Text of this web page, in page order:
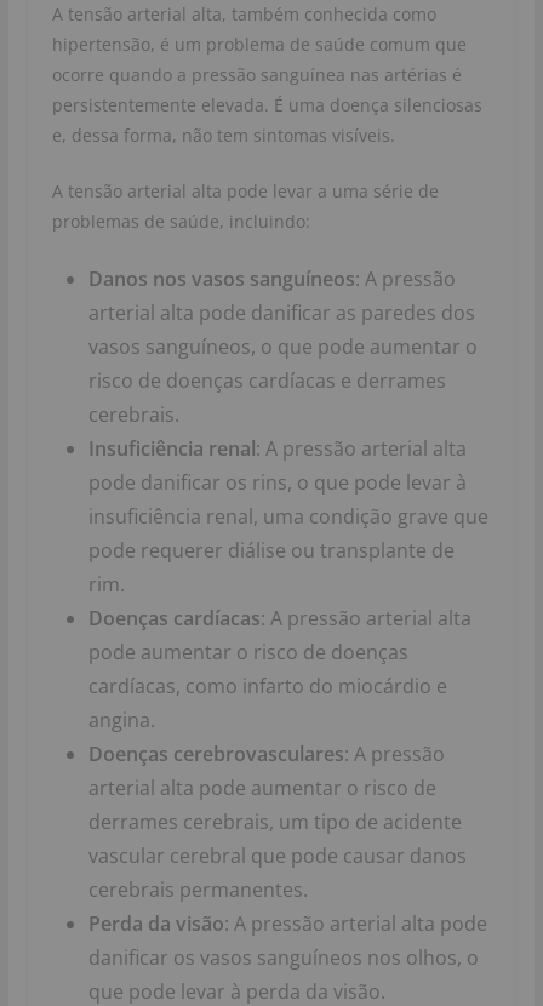
A tensão arterial alta, também conhecida como
hipertensão, é um problema de saúde comum que
ocorre quando a pressão sanguínea nas artérias é
persistentemente elevada. É uma doença silenciosas
e, dessa forma, não tem sintomas visíveis.
A tensão arterial alta pode levar a uma série de
problemas de saúde, incluindo:
Danos nos vasos sanguíneos: A pressão
arterial alta pode danificar as paredes dos
vasos sanguíneos, o que pode aumentar o
risco de doenças cardíacas e derrames
cerebrais.
Insuficiência renal: A pressão arterial alta
pode danificar os rins, o que pode levar à
insuficiência renal, uma condição grave que
pode requerer diálise ou transplante de
rim.
Doenças cardíacas: A pressão arterial alta
pode aumentar o risco de doenças
cardíacas, como infarto do miocárdio e
angina.
Doenças cerebrovasculares: A pressão
arterial alta pode aumentar o risco de
derrames cerebrais, um tipo de acidente
vascular cerebral que pode causar danos
cerebrais permanentes.
Perda da visão: A pressão arterial alta pode
danificar os vasos sanguíneos nos olhos, o
que pode levar à perda da visão.